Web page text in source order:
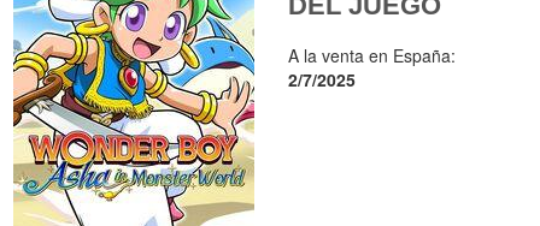
A la venta en España:
2/7/2025